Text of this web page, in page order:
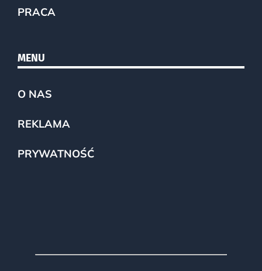
PRACA
MENU
O NAS
REKLAMA
PRYWATNOŚĆ